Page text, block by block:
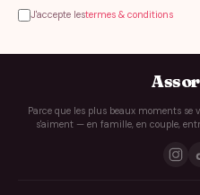
J'accepte lestermes & conditions
Parce que les plus beaux moments se
s'aiment — en famille, en couple,